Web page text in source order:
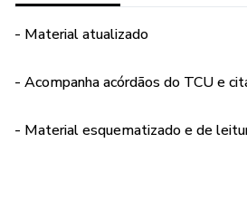
Tudo isso a um valor acessível,
verdadeiro guia de atualização na
A 3ª edição já está atualizada de
da IN 58/22 e 73/22.
- Material atualizado
- Acompanha acórdãos do TCU e
- Material esquematizado e de